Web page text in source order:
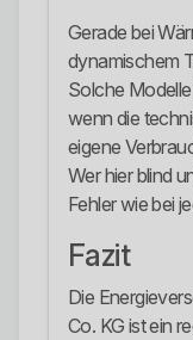
Gerade bei
dynamischem
Solche
wenn die
eigene
Wer hier blind
Fehler wie bei
Fazit
Die
Co. KG ist ein